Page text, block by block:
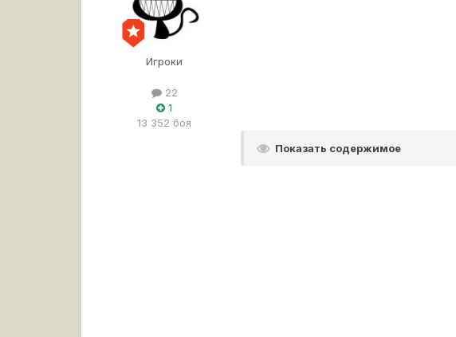
Игроки
22
1
13 352 боя
Показать содержимое